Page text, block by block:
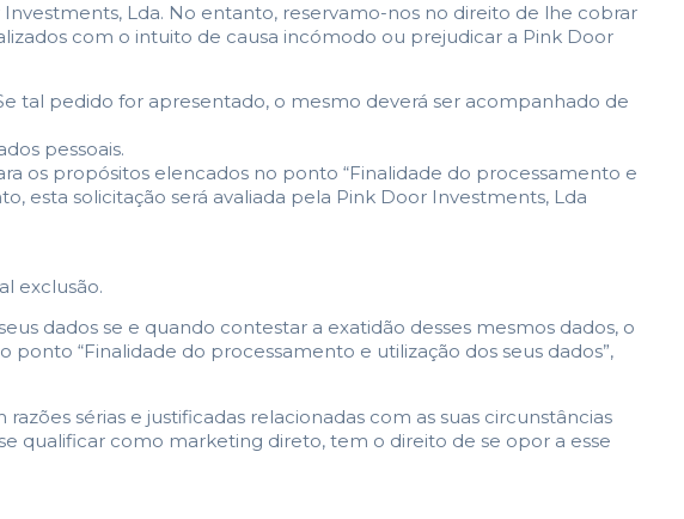
Lda. No entanto, reservamo-nos no direito de lhe cobrar
com o intuito de causa incómodo ou prejudicar a Pink Door
tal pedido for apresentado, o mesmo deverá ser acompanhado de
pessoais.
os propósitos elencados no ponto “Finalidade do processamento e
esta solicitação será avaliada pela Pink Door Investments, Lda
exclusão.
dados se e quando contestar a exatidão desses mesmos dados, o
“Finalidade do processamento e utilização dos seus dados”,
sérias e justificadas relacionadas com as suas circunstâncias
qualificar como marketing direto, tem o direito de se opor a esse